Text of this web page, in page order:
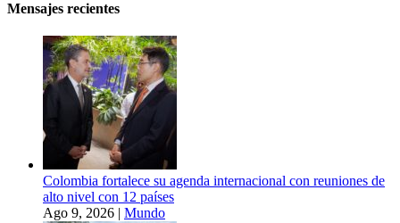
Mensajes recientes
Colombia fortalece su agenda internacional con reuniones de
alto nivel con 12 países
Ago 9, 2026 | Mundo